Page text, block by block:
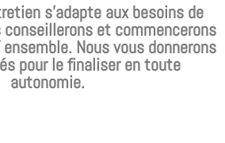
s’adapte aux besoins de
conseillerons et commencerons
Nous vous donnerons
pour le finaliser en toute
autonomie.